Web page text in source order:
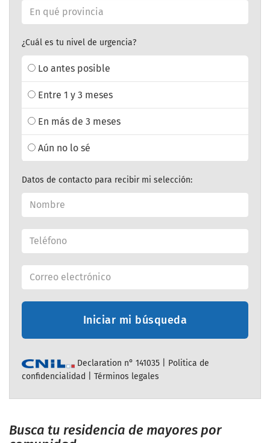
¿Cuál es tu nivel de urgencia?
Lo antes posible
Entre 1 y 3 meses
En más de 3 meses
Aún no lo sé
Datos de contacto para recibir mi selección:
Iniciar mi búsqueda
Declaration n° 141035 | Politica de
confidencialidad
Términos legales
Busca tu residencia de mayores por